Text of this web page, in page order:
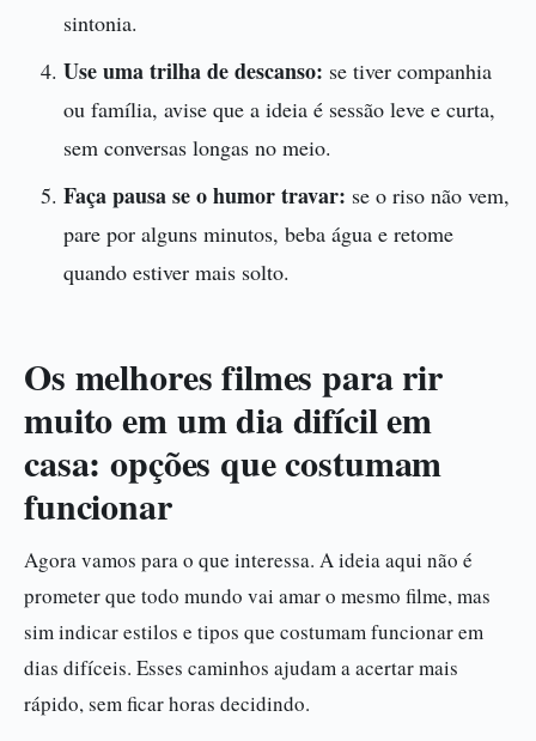
sintonia.
Use uma trilha de descanso: se tiver companhia
ou família, avise que a ideia é sessão leve e curta,
sem conversas longas no meio.
Faça pausa se o humor travar: se o riso não vem,
pare por alguns minutos, beba água e retome
quando estiver mais solto.
Os melhores filmes para rir
muito em um dia difícil em
casa: opções que costumam
funcionar
Agora vamos para o que interessa. A ideia aqui não é
prometer que todo mundo vai amar o mesmo filme, mas
sim indicar estilos e tipos que costumam funcionar em
dias difíceis. Esses caminhos ajudam a acertar mais
rápido, sem ficar horas decidindo.